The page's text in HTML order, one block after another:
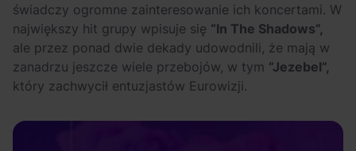
świadczy ogromne zainteresowanie ich koncertami. W
największy hit grupy wpisuje się “In The Shadows”,
ale przez ponad dwie dekady udowodnili, że mają w
zanadrzu jeszcze wiele przebojów, w tym “Jezebel”,
który zachwycił entuzjastów Eurowizji.